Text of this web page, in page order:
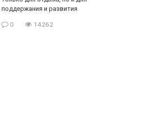
поддержания и развития
0 14262